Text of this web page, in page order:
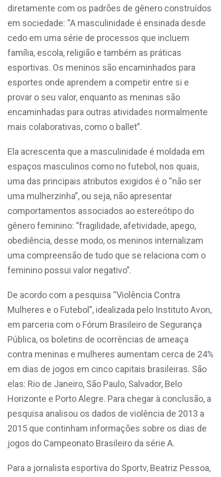
diretamente com os padrões de gênero construídos
em sociedade: “A masculinidade é ensinada desde
cedo em uma série de processos que incluem
família, escola, religião e também as práticas
esportivas. Os meninos são encaminhados para
esportes onde aprendem a competir entre si e
provar o seu valor, enquanto as meninas são
encaminhadas para outras atividades normalmente
mais colaborativas, como o ballet”.
Ela acrescenta que a masculinidade é moldada em
espaços masculinos como no futebol, nos quais,
uma das principais atributos exigidos é o “não ser
uma mulherzinha”, ou seja, não apresentar
comportamentos associados ao estereótipo do
gênero feminino: ‘’fragilidade, afetividade, apego,
obediência, desse modo, os meninos internalizam
uma compreensão de tudo que se relaciona com o
feminino possui valor negativo’’.
De acordo com a pesquisa “Violência Contra
Mulheres e o Futebol”, idealizada pelo Instituto Avon,
em parceria com o Fórum Brasileiro de Segurança
Pública, os boletins de ocorrências de ameaça
contra meninas e mulheres aumentam cerca de 24%
em dias de jogos em cinco capitais brasileiras. São
elas: Rio de Janeiro, São Paulo, Salvador, Belo
Horizonte e Porto Alegre. Para chegar à conclusão, a
pesquisa analisou os dados de violência de 2013 a
2015 que continham informações sobre os dias de
jogos do Campeonato Brasileiro da série A.
Para a jornalista esportiva do Sportv, Beatriz Pessoa,